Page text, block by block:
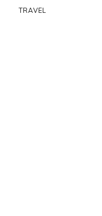
TRAVEL